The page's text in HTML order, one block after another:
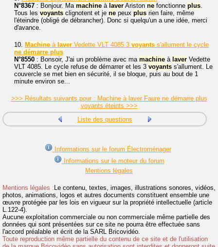
N°8367 : Bonjour. Ma machine à laver Ariston ne fonctionne plus.
Tous les voyants clignotent et je ne peux plus rien faire, même
l'éteindre (obligé de débrancher). Donc si quelqu'un a une idée, merci
d'avance.
10. Machine à laver Vedette VLT 4085 3 voyants s'allument le cycle
ne démarre plus
N°8550 : Bonsoir, J'ai un problème avec ma machine à laver Vedette
VLT 4085. Le cycle refuse de démarrer et les 3 voyants s'allument. Le
couvercle se met bien en sécurité, il se bloque, puis au bout de 1
minute environ se...
>>> Résultats suivants pour : Machine à laver Faure ne démarre plus
voyants éteints >>>
Liste des questions
Informations sur le forum Électroménager
Informations sur le moteur du forum
Mentions légales
Mentions légales : Le contenu, textes, images, illustrations sonores, vidéos,
photos, animations, logos et autres documents constituent ensemble une
œuvre protégée par les lois en vigueur sur la propriété intellectuelle (article
L.122-4).
Aucune exploitation commerciale ou non commerciale même partielle des
données qui sont présentées sur ce site ne pourra être effectuée sans
l'accord préalable et écrit de la SARL Bricovidéo.
Toute reproduction même partielle du contenu de ce site et de l'utilisation